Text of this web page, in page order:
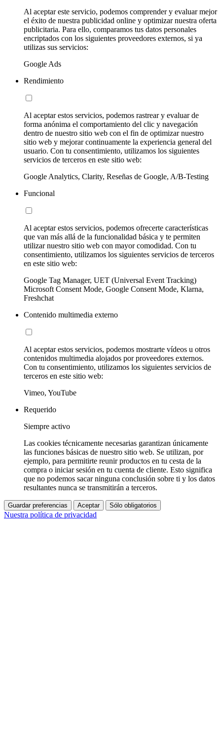
Al aceptar este servicio, podemos comprender y evaluar mejor
el éxito de nuestra publicidad online y optimizar nuestra oferta
publicitaria. Para ello, comparamos tus datos personales
encriptados con los siguientes proveedores externos, si ya
utilizas sus servicios:
Google Ads
Rendimiento
Al aceptar estos servicios, podemos rastrear y evaluar de
forma anónima el comportamiento del clic y navegación
dentro de nuestro sitio web con el fin de optimizar nuestro
sitio web y mejorar continuamente la experiencia general del
usuario. Con tu consentimiento, utilizamos los siguientes
servicios de terceros en este sitio web:
Google Analytics, Clarity, Reseñas de Google, A/B-Testing
Funcional
Al aceptar estos servicios, podemos ofrecerte características
que van más allá de la funcionalidad básica y te permiten
utilizar nuestro sitio web con mayor comodidad. Con tu
consentimiento, utilizamos los siguientes servicios de terceros
en este sitio web:
Google Tag Manager, UET (Universal Event Tracking)
Microsoft Consent Mode, Google Consent Mode, Klarna,
Freshchat
Contenido multimedia externo
Al aceptar estos servicios, podemos mostrarte vídeos u otros
contenidos multimedia alojados por proveedores externos.
Con tu consentimiento, utilizamos los siguientes servicios de
terceros en este sitio web:
Vimeo, YouTube
Requerido
Siempre activo
Las cookies técnicamente necesarias garantizan únicamente
las funciones básicas de nuestro sitio web. Se utilizan, por
ejemplo, para permitirte reunir productos en tu cesta de la
compra o iniciar sesión en tu cuenta de cliente. Esto significa
que no podemos sacar ninguna conclusión sobre ti y los datos
resultantes nunca se transmitirán a terceros.
Guardar preferencias Aceptar Sólo obligatorios
Nuestra política de privacidad